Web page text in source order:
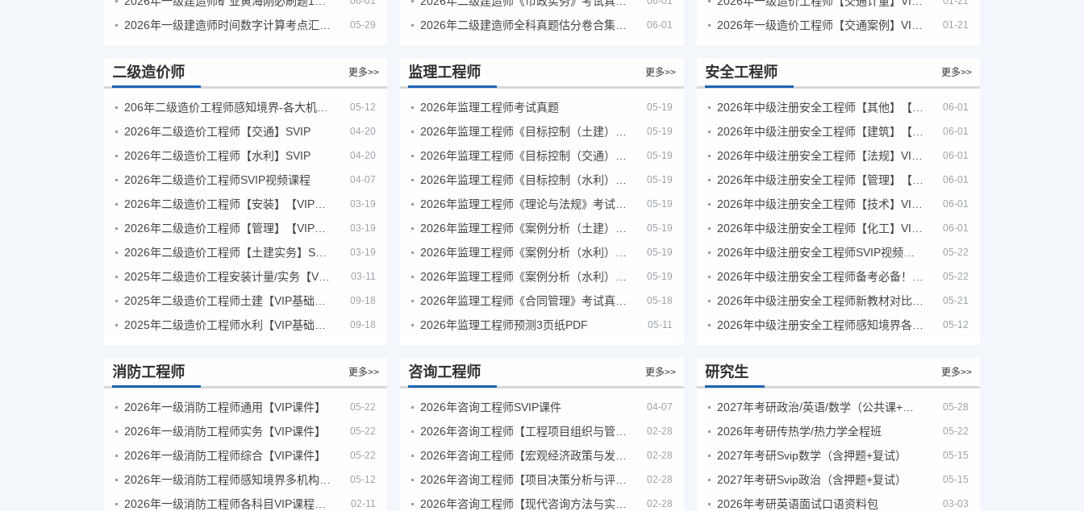
05-29 06-01 01-21
二级造价师 更多>>
05-12
2026年二级造价工程师【交通】SVIP 04-20
2026年二级造价工程师【水利】SVIP 04-20
2026年二级造价工程师SVIP视频课程 04-07
03-19
03-19
03-19
03-11
09-18
09-18
监理工程师 更多>>
2026年监理工程师考试真题 05-19
05-19
05-19
05-19
05-19
05-19
05-19
05-19
05-18
2026年监理工程师预测3页纸PDF 05-11
安全工程师 更多>>
2026年中级注册安全工程师【其他】【VIP基础同步班】 06-01
2026年中级注册安全工程师【建筑】【VIP基础同步班】 06-01
06-01
2026年中级注册安全工程师【管理】【VIP基础同步班】 06-01
06-01
06-01
2026年中级注册安全工程师SVIP视频课程 05-22
05-22
05-21
2026年中级注册安全工程师感知境界各大机构课程 05-12
消防工程师 更多>>
2026年一级消防工程师通用【VIP课件】 05-22
2026年一级消防工程师实务【VIP课件】 05-22
2026年一级消防工程师综合【VIP课件】 05-22
05-12
02-11
咨询工程师 更多>>
2026年咨询工程师SVIP课件 04-07
02-28
02-28
02-28
02-28
研究生 更多>>
2027年考研政治/英语/数学（公共课+专业课） 05-28
2026年考研传热学/热力学全程班 05-22
2027年考研Svip数学（含押题+复试） 05-15
2027年考研Svip政治（含押题+复试） 05-15
2026年考研英语面试口语资料包 03-03